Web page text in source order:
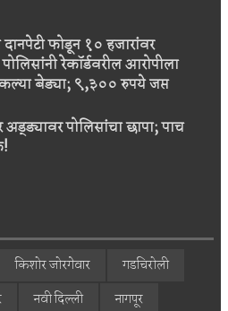
दानपेटी फोडून १० हजारांवर
रेकॉर्डवरील आरोपीला
बेड्या; ९,३०० रुपये जप्त
अड्ड्यावर पोलिसांचा छापा; पाच
किशोर जोरगेवार
गडचिरोली
नवी दिल्ली
नागपूर